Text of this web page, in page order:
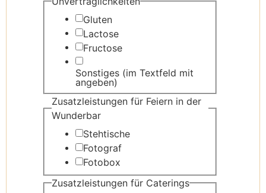
Gluten
Lactose
Fructose
Sonstiges (im Textfeld mit
angeben)
Zusatzleistungen für Feiern in der
Wunderbar
Stehtische
Fotograf
Fotobox
Zusatzleistungen für Caterings